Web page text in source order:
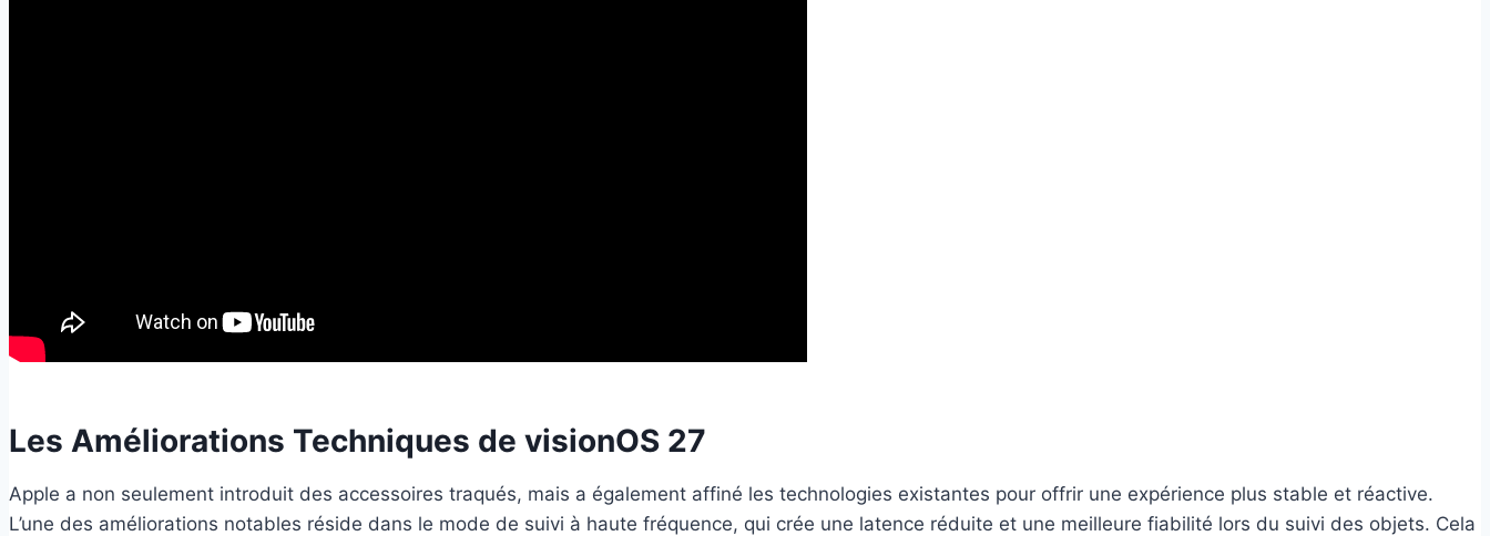
Les Améliorations Techniques de visionOS 27
Apple a non seulement introduit des accessoires traqués, mais a également affiné les technologies existantes pour offrir une expérience plus stable et réactive.
L’une des améliorations notables réside dans le mode de suivi à haute fréquence, qui crée une latence réduite et une meilleure fiabilité lors du suivi des objets. Cela